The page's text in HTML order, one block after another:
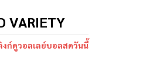
VARIETY
งก์ดูวอลเลย์บอลสดวันนี้